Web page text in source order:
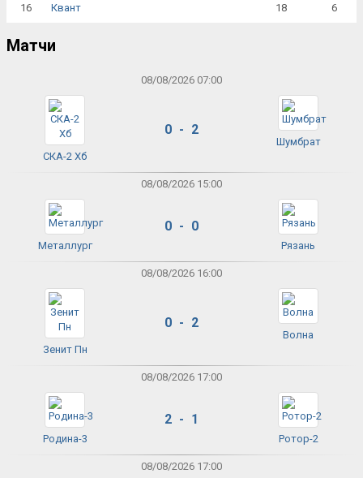
16 Квант 18 6
Матчи
08/08/2026 07:00
СКА-2 Хб
0 - 2
Шумбрат
08/08/2026 15:00
Металлург
0 - 0
Рязань
08/08/2026 16:00
Зенит Пн
0 - 2
Волна
08/08/2026 17:00
Родина-3
2 - 1
Ротор-2
08/08/2026 17:00